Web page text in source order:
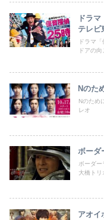
ドラ
テレビ
ドラマ
ドアの
Nのた
Nのため
レオ
ボーダ
ボーダー
大橋トリ
アオイ